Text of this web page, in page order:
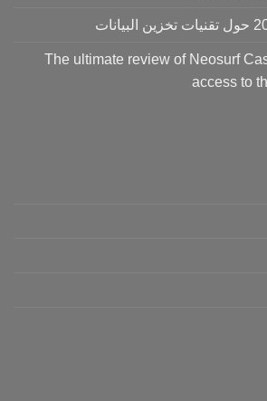
The ultimate review of Neosurf
access to